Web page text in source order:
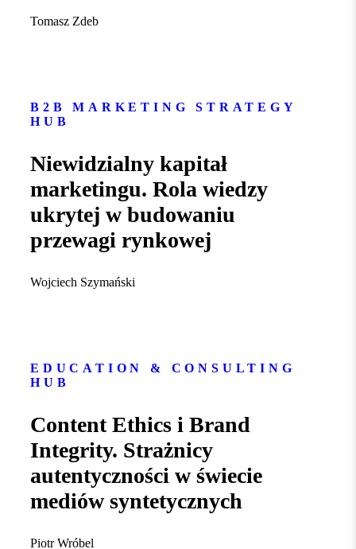
Tomasz Zdeb
B2B MARKETING STRATEGY
HUB
Niewidzialny kapitał
marketingu. Rola wiedzy
ukrytej w budowaniu
przewagi rynkowej
Wojciech Szymański
EDUCATION & CONSULTING
HUB
Content Ethics i Brand
Integrity. Strażnicy
autentyczności w świecie
mediów syntetycznych
Piotr Wróbel